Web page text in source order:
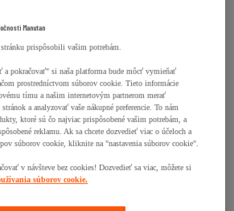
Manutan
prispôsobili vašim potrebám.
pokračovať" si naša platforma bude môcť vymieňať
prostredníctvom súborov cookie. Tieto informácie
tímu a našim internetovým partnerom merať
a analyzovať vaše nákupné preferencie. To nám
ktoré sú čo najviac prispôsobené vašim potrebám, a
reklamu. Ak sa chcete dozvedieť viac o účeloch a
súborov cookie, kliknite na "nastavenia súborov cookie".
v návšteve bez cookies! Dozvedieť sa viac, môžete si
súborov cookie.